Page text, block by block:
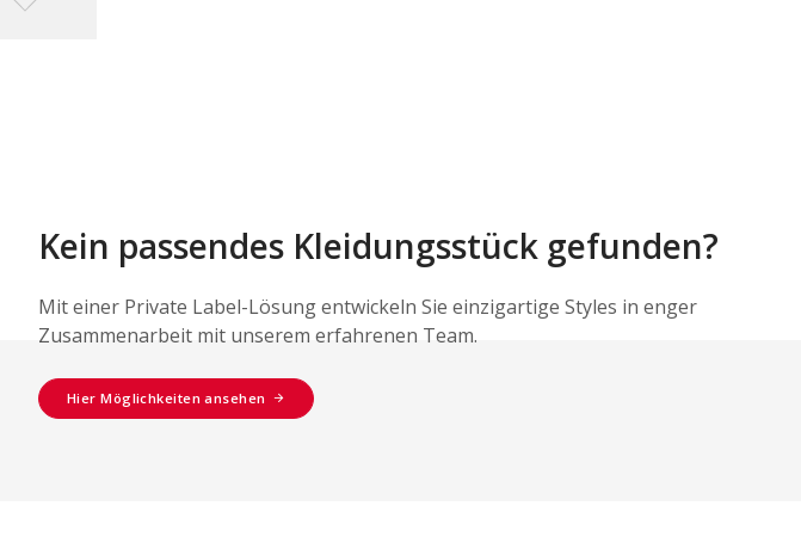
Kein passendes Kleidungsstück gefunden?
Mit einer Private Label-Lösung entwickeln Sie einzigartige Styles in enger
Zusammenarbeit mit unserem erfahrenen Team.
Hier Möglichkeiten ansehen